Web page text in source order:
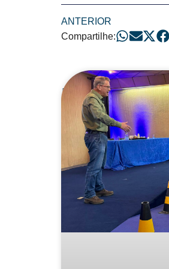
ANTERIOR
Compartilhe:
Posts